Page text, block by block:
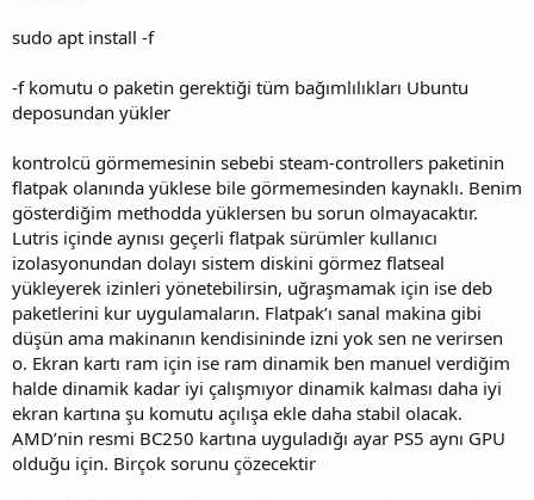
sudo apt install -f
-f komutu o paketin gerektiği tüm bağımlılıkları Ubuntu
deposundan yükler
kontrolcü görmemesinin sebebi steam-controllers paketinin
flatpak olanında yüklese bile görmemesinden kaynaklı. Benim
gösterdiğim methodda yüklersen bu sorun olmayacaktır.
Lutris içinde aynısı geçerli flatpak sürümler kullanıcı
izolasyonundan dolayı sistem diskini görmez flatseal
yükleyerek izinleri yönetebilirsin, uğraşmamak için ise deb
paketlerini kur uygulamaların. Flatpak’ı sanal makina gibi
düşün ama makinanın kendisininde izni yok sen ne verirsen
o. Ekran kartı ram için ise ram dinamik ben manuel verdiğim
halde dinamik kadar iyi çalışmıyor dinamik kalması daha iyi
ekran kartına şu komutu açılışa ekle daha stabil olacak.
AMD’nin resmi BC250 kartına uyguladığı ayar PS5 aynı GPU
olduğu için. Birçok sorunu çözecektir